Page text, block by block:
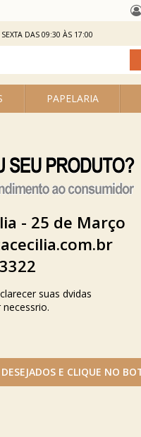
PAPELARIA
DAS 09:30 ÀS 17:00
- 25 de Março
suas dvidas